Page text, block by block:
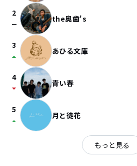
2
check_indeterminate_small the奥歯's
3
arrow_drop_up あひる文庫
4
arrow_drop_down 青い春
5
arrow_drop_up 月と徒花
もっと見る